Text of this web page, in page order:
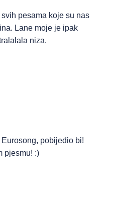
pesama koje su nas
Lane moje je ipak
niza.
pobijedio bi!
pjesmu! :)